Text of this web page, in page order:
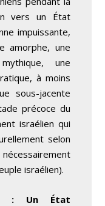
vers un État
impuissante,
amorphe, une
une
à moins
sous-jacente
précoce du
israélien qui
selon
israélien).
: Un État